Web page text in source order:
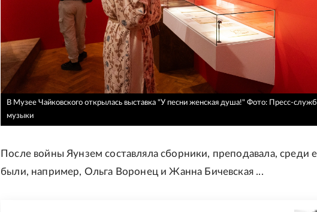
В Музее Чайковского открылась выставка "У песни женская душа!" Фото: Пресс-
музыки
После войны Яунзем составляла сборники, преподавала, среди
были, например, Ольга Воронец и Жанна Бичевская ...